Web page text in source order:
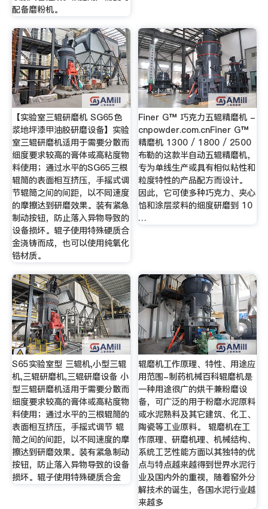
配备磨粉机。
【实验室三辊研磨机 SG65色
浆地坪漆甲油胶研磨设备】实验
室三辊研磨机适用于需要分散而
细度要求较高的膏体或高粘度物
料使用；通过水平的SG65三根
辊筒的表面相互挤压，手摇式调
节辊筒之间的间距，以不同速度
的摩擦达到研磨效果。装有紧急
制动按钮，防止落入异物导致的
设备损坏。辊子使用特殊硬质合
金浇铸而成，也可以使用纯氧化
锆材质。
Finer G™ 巧克力五辊精磨机 -
cnpowder.com.cnFiner G™
精磨机 1300 / 1800 / 2500
布勒的这款半自动五辊精磨机，
专为单线生产或具有相似粘性和
粒度特性的产品配方而设计。
因此，它可使多种巧克力、夹心
馅和涂层浆料的细度研磨到 10
…
S65实验室型 三辊机,小型三辊
机,三辊研磨机,三辊研磨设备 小
型三辊研磨机适用于需要分散而
细度要求较高的膏体或高粘度物
料使用；通过水平的三根辊筒的
表面相互挤压，手摇式调节 辊
筒之间的间距，以不同速度的摩
擦达到研磨效果。装有紧急制动
按钮，防止落入异物导致的设备
损坏。辊子使用特殊硬质合金
辊磨机工作原理、特性、用途应
用范围-制药机械百科辊磨机是
一种用途很广的烘干兼粉磨设
备，可广泛的用于粉磨水泥原料
或水泥熟料及其它建筑、化工、
陶瓷等工业原料。 辊磨机在工
作原理、研磨机理、机械结构、
系统工艺性能方面以其独特的优
点与特点越来越得到世界水泥行
业及国内外的重视，随着窑外分
解技术的诞生，各国水泥行业越
来越多